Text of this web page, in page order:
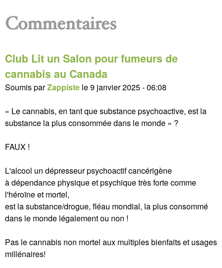
Commentaires
Club Lit un Salon pour fumeurs de
cannabis au Canada
Soumis parZappiste le9 janvier 2025 - 06:08
« Le cannabis, en tant que substance psychoactive, est la
substance la plus consommée dans le monde » ?
FAUX !
L'alcool un dépresseur psychoactif cancérigène
à dépendance physique et psychique très forte comme
l'héroïne et mortel,
est la substance/drogue, fléau mondial, la plus consommé
dans le monde légalement ou non !
Pas le cannabis non mortel aux multiples bienfaits et usages
millénaires!